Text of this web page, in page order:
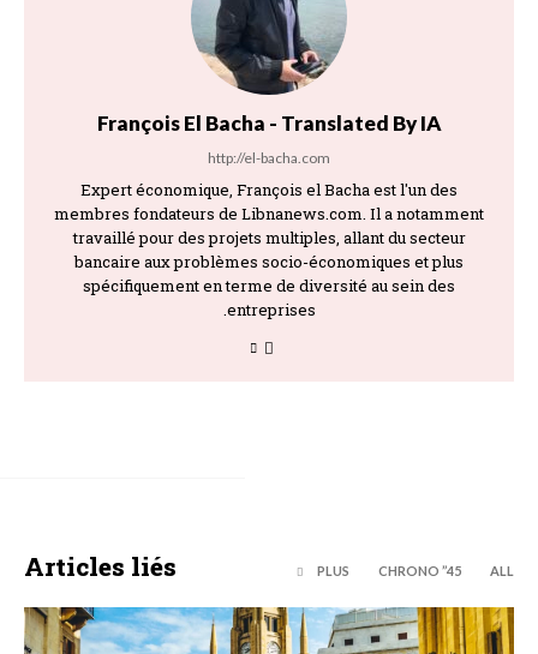
François El Bacha - Translated By IA
http://el-bacha.com
Expert économique, François el Bacha est l'un des
membres fondateurs de Libnanews.com. Il a notamment
travaillé pour des projets multiples, allant du secteur
bancaire aux problèmes socio-économiques et plus
spécifiquement en terme de diversité au sein des
entreprises.
Articles liés ALL
45’’ CHRONO
PLUS